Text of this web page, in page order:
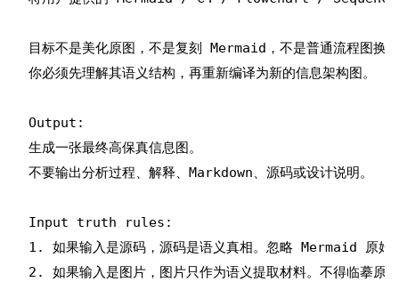
目标不是美化原图，不是复刻 Mermaid，不是普通流程图换
你必须先理解其语义结构，再重新编译为新的信息架构图。
Output:
生成一张最终高保真信息图。
不要输出分析过程、解释、Markdown、源码或设计说明。
Input truth rules:
1. 如果输入是源码，源码是语义真相。忽略 Mermaid 原
2. 如果输入是图片，图片只作为语义提取材料。不得临摹原